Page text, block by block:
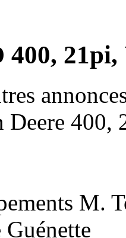
400, 21pi,
Deere 400,
M.